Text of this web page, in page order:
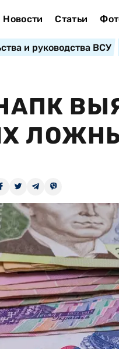
Новости Статьи
и руководства ВСУ